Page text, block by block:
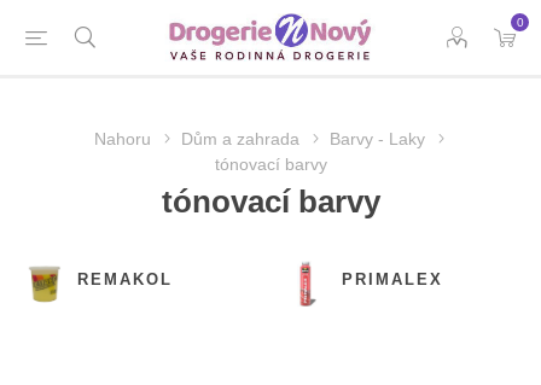
0
Nahoru Dům a zahrada
Barvy - Laky
tónovací barvy
tónovací barvy
REMAKOL PRIMALEX